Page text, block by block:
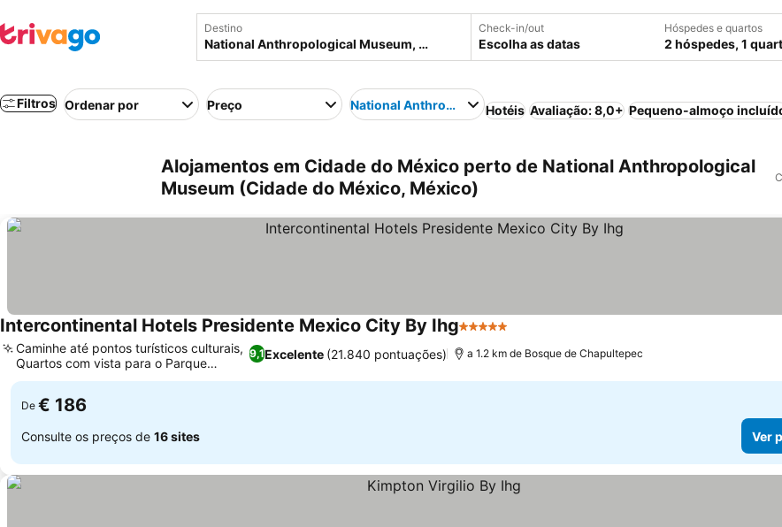
Destino Check-in/out
Escolha as datas
Hóspedes e quartos
2 hóspedes, 1
Filtros Ordenar por Preço National Anthropological Museum
Hotéis Avaliação: 8,0+ Pequeno-almoço
Alojamentos em Cidade do México perto de National Anthropological
Museum (Cidade do México, México)
Intercontinental Hotels Presidente Mexico City By Ihg5 Estrelas
9,1Excelente (21.840 pontuações)
Caminhe até pontos turísticos culturais,
Quartos com vista para o Parque
Chapultepec
a 1.2 km de Bosque de Chapultepec
De € 186
Consulte os preços de 16 sites Ver